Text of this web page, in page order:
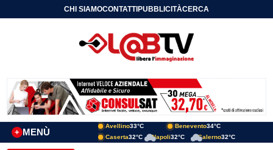
CHI SIAMOCONTATTIPUBBLICITÀCERCA
MENÙ
+
Avellino33°C Benevento34°C
Caserta32°C Napoli32°C Salerno32°C